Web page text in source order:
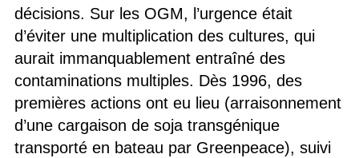
décisions. Sur les OGM, l’urgence était
d’éviter une multiplication des cultures, qui
aurait immanquablement entraîné des
contaminations multiples. Dès 1996, des
premières actions ont eu lieu (arraisonnement
d’une cargaison de soja transgénique
transporté en bateau par Greenpeace), suivi